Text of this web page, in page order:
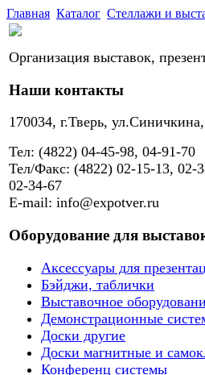
Главная Каталог Стеллажи и
Организация выставок,
Наши контакты
170034, г.Тверь,
Тел: (4822) 04-45-98, 04-91-70
Тел/Факс: (4822) 02-15-13, 02-
02-34-67
E-mail: info@expotver.ru
Оборудование для
Аксессуары для
Бэйджи, таблички
Выставочное
Демонстрационные
Доски другие
Доски магнитные и
Конференц системы